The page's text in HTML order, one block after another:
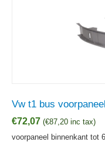
Vw t1 bus
€72,07 (€87,20 inc tax)
voorpaneel binnenkant tot